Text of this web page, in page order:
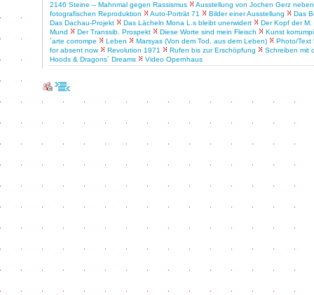
2146 Steine – Mahnmal gegen Rassismus
Ausstellung von Jochen Gerz
fotografischen Reproduktion
Auto-Porträt 71 Bilder einer Ausstellung
Das
Das Dachau-Projekt
Das Lächeln Mona L.s bleibt unerwidert
Der Kopf der M.
Mund
Der Transsib. Prospekt Diese Worte sind mein Fleisch
Kunst
´arte corrompe
Leben Marsyas (Von dem Tod, aus dem Leben)
Photo/Text
for absent now
Revolution 1971 Rufen bis zur Erschöpfung
Schreiben mit
Hoods & Dragons´ Dreams
Video Opernhaus